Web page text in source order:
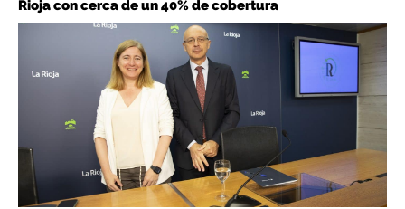
Rioja con cerca de un 40% de cobertura